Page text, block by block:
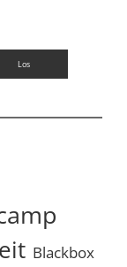
Blackbox